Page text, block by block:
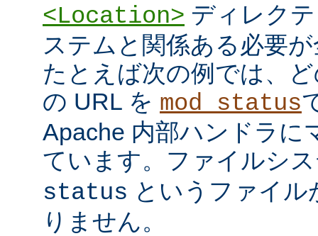
<Location> ディレク
ステムと関係ある必要
たとえば次の例では、
の URL を mod_status
Apache 内部ハンドラに
ています。ファイルシ
status というファイ
りません。